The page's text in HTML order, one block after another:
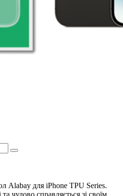
Alabay для iPhone TPU Series.
чудово справляється зі своїм